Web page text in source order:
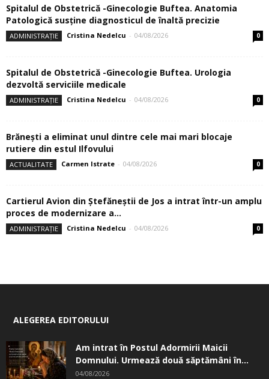
Spitalul de Obstetrică -Ginecologie Buftea. Anatomia
Patologică susţine diagnosticul de înaltă precizie
ADMINISTRAȚIE Cristina Nedelcu - 04/08/2026 0
Spitalul de Obstetrică -Ginecologie Buftea. Urologia
dezvoltă serviciile medicale
ADMINISTRAȚIE Cristina Nedelcu - 04/08/2026 0
Brănești a eliminat unul dintre cele mai mari blocaje
rutiere din estul Ilfovului
ACTUALITATE Carmen Istrate - 04/08/2026 0
Cartierul Avion din Ştefăneştii de Jos a intrat într-un amplu
proces de modernizare a...
ADMINISTRAȚIE Cristina Nedelcu - 04/08/2026 0
ALEGEREA EDITORULUI
Am intrat în Postul Adormirii Maicii
Domnului. Urmează două săptămâni în...
04/08/2026